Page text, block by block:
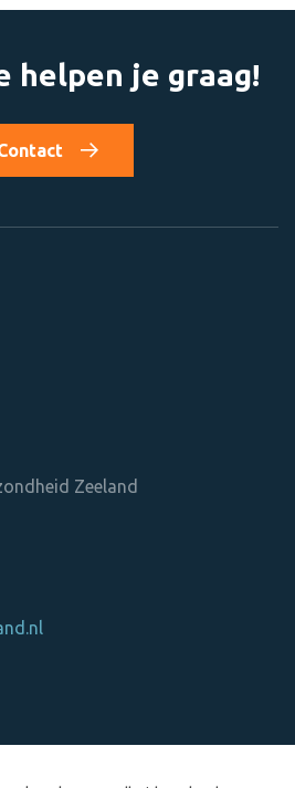
helpen je graag!
Zeeland